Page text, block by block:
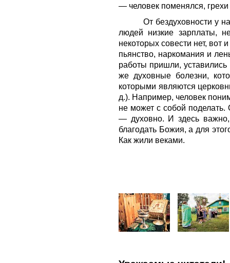
— человек поменялся, грехи
От бездуховности у
людей низкие зарплаты,
некоторых совести нет,
пьянство, наркомания и
работы пришли,
же духовные болезни,
которыми являются
д.). Например, человек
не может с собой
— духовно. И здесь важно,
благодать Божия, а для
Как жили веками.